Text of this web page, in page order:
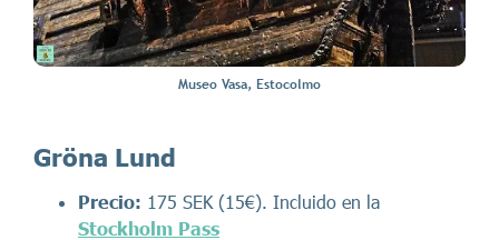
Museo Vasa, Estocolmo
Gröna Lund
Precio: 175 SEK (15€). Incluido en la
Stockholm Pass